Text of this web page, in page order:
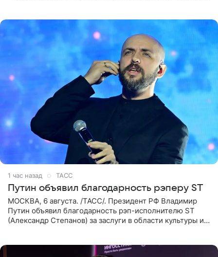
1 час назад ТАСС
Путин объявил благодарность рэперу ST
МОСКВА, 6 августа. /ТАСС/. Президент РФ Владимир
Путин объявил благодарность рэп-исполнителю ST
(Александр Степанов) за заслуги в области культуры и